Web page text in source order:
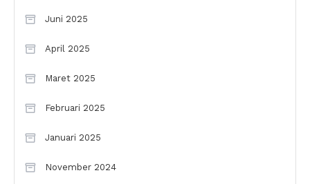
Juni 2025
April 2025
Maret 2025
Februari 2025
Januari 2025
November 2024